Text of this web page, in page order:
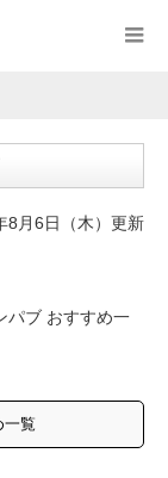
8月6日（木）更新
パブ おすすめ一
一覧